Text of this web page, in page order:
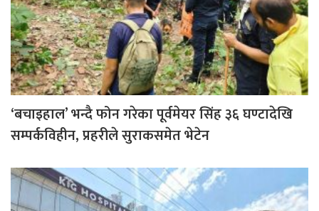
‘बचाइहाल’ भन्दै फोन गरेका पूर्वमेयर सिंह ३६ घण्टादेखि
सम्पर्कविहीन, प्रहरीले सुराकसमेत भेटेन